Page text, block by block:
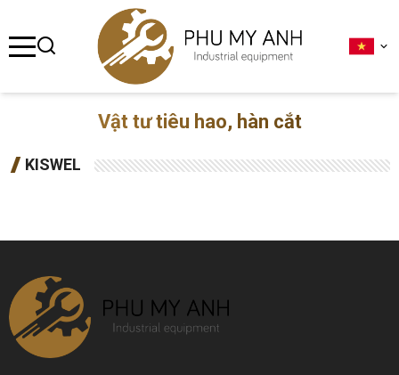
Vật tư tiêu hao, hàn cắt
KISWEL